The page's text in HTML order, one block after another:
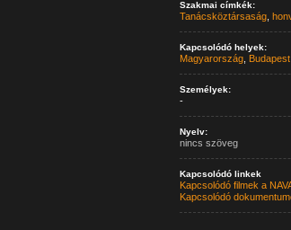
Szakmai címkék:
Tanácsköztársaság,
Kapcsolódó helyek:
Magyarország, Budapest
Személyek:
-
Nyelv:
nincs szöveg
Kapcsolódó linkek
Kapcsolódó filmek a
Kapcsolódó